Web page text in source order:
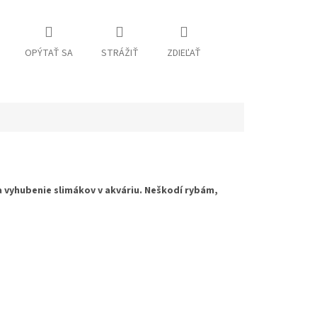
OPÝTAŤ SA STRÁŽIŤ ZDIEĽAŤ
slimákov v akváriu. Neškodí rybám,